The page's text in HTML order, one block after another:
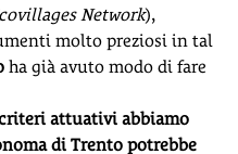
Network),
molto preziosi in tal
ha già avuto modo di fare
attuativi abbiamo
di Trento potrebbe